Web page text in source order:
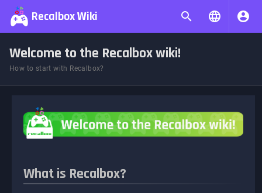
Recalbox Wiki
Welcome to the Recalbox wiki!
How to start with Recalbox?
What is Recalbox?